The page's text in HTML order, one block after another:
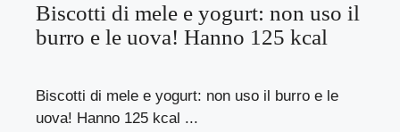
Biscotti di mele e yogurt: non uso il
burro e le uova! Hanno 125 kcal
Biscotti di mele e yogurt: non uso il burro e le
uova! Hanno 125 kcal ...